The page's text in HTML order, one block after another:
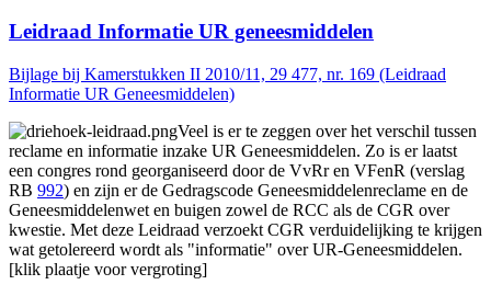
Leidraad Informatie UR geneesmiddelen
Bijlage bij Kamerstukken II 2010/11, 29 477, nr. 169 (Leidraad
Informatie UR Geneesmiddelen)
Veel is er te zeggen over het verschil tussen
reclame en informatie inzake UR Geneesmiddelen. Zo is er laatst
een congres rond georganiseerd door de VvRr en VFenR (verslag
RB 992) en zijn er de Gedragscode Geneesmiddelenreclame en de
Geneesmiddelenwet en buigen zowel de RCC als de CGR over
kwestie. Met deze Leidraad verzoekt CGR verduidelijking te krijgen
wat getolereerd wordt als "informatie" over UR-Geneesmiddelen.
[klik plaatje voor vergroting]